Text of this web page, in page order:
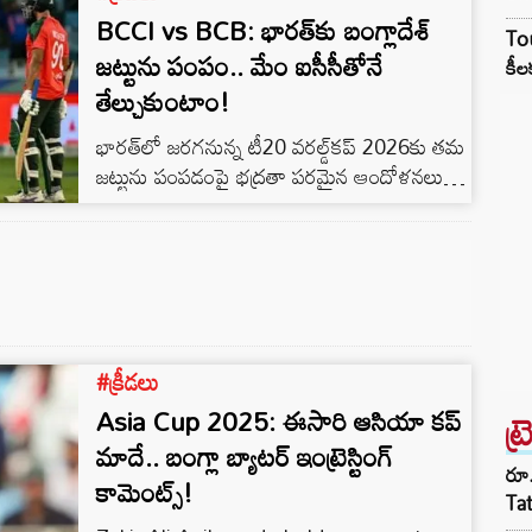
2026)లో ఆడేందుకు ఫాస్ట్ బౌలర్లు ముస్తఫిజుర్
రెహమాన్, నహిద్ రాణాలకు BCB అనుమతి
నిరాకరించింది. జనవరిలో, భారత క్రికెట్ నియంత్రణ
మండలి (BCCI) ఆదేశాల మేరకు కోల్‌కతా నైట్
రైడర్స్, ముస్తఫిజుర్ రెహమాన్‌ను ఇండియన్
ప్రీమియర్ లీగ్…
BCCI vs BCB: భారత్‌కు బంగ్లాదేశ్
జట్టును పంపం.. మేం ఐసీసీతోనే
తేల్చుకుంటాం!
భారత్‌లో జరగనున్న టీ20 వరల్డ్‌కప్‌ 2026కు తమ
జట్టును పంపడంపై భద్రతా పరమైన ఆందోళనలు
ఉన్నాయని బంగ్లాదేశ్ క్రికెట్ బోర్డు (బిసీబీ) అధ్యక్షుడు
అమీనుల్ ఇస్లాం అన్నారు. ప్రస్తుత పరిస్థితుల్లో
అధికారికంగా అంతర్జాతీయ క్రికెట్ కౌన్సిల్‌ (ఐసీసీ)కి
లేఖ ద్వారా తెలియజేసినట్టు వెల్లడించారు. ఐపీఎల్‌
2026లో బంగ్లాదేశ్ పేసర్ ముస్తాఫిజుర్ రహమాన్‌
ఆడకూడని బీసీసీఐ ఆదేశాలు జారీ…
#క్రీడలు
Asia Cup 2025: ఈసారి ఆసియా కప్‌
మాదే.. బంగ్లా బ్యాటర్ ఇంట్రెస్టింగ్
కామెంట్స్!